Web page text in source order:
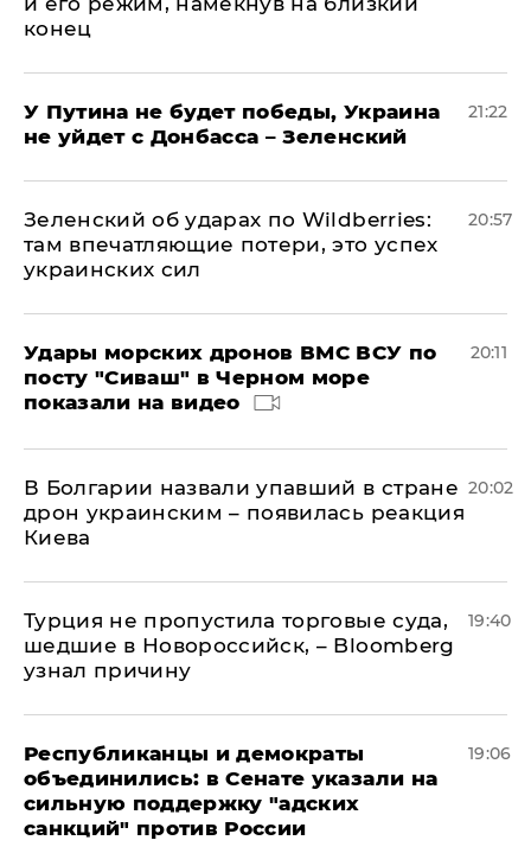
конец
У Путина не будет победы, Украина
не уйдет с Донбасса – Зеленский
21:22
Зеленский об ударах по Wildberries:
там впечатляющие потери, это успех
украинских сил
20:57
Удары морских дронов ВМС ВСУ по
посту "Сиваш" в Черном море
показали на видео
20:11
В Болгарии назвали упавший в стране
дрон украинским – появилась реакция
Киева
20:02
Турция не пропустила торговые суда,
шедшие в Новороссийск, – Bloomberg
узнал причину
19:40
Республиканцы и демократы
объединились: в Сенате указали на
сильную поддержку "адских
санкций" против России
19:06